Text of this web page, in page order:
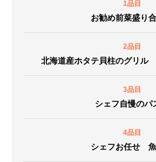
1品目
お勧め前菜盛り
2品目
北海道産ホタテ貝柱のグリル
3品目
シェフ自慢のパ
4品目
シェフお任せ